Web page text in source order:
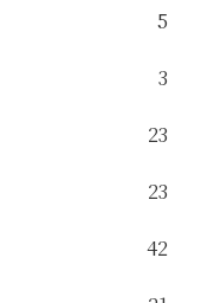
5
3
23
23
42